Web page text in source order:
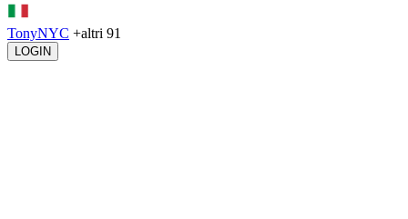
TonyNYC +altri 91
LOGIN